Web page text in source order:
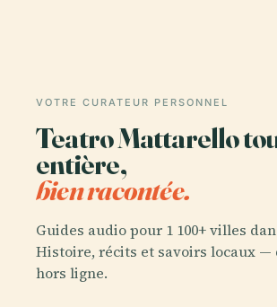
VOTRE CURATEUR PERSONNEL
Teatro Mattarello
entière,
bien racontée.
Guides audio pour 1 100+ villes
Histoire, récits et savoirs locaux —
hors ligne.